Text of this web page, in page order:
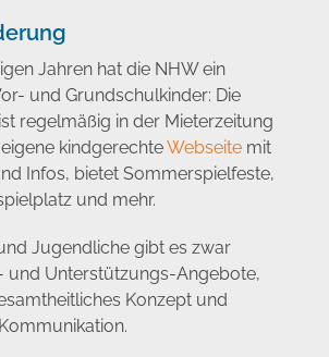
Jahren hat die NHW ein
und Grundschulkinder: Die
regelmäßig in der Mieterzeitung
kindgerechteWebseitemit
Infos, bietet Sommerspielfeste,
und mehr.
Jugendliche gibt es zwar
und Unterstützungs-Angebote,
Konzept und